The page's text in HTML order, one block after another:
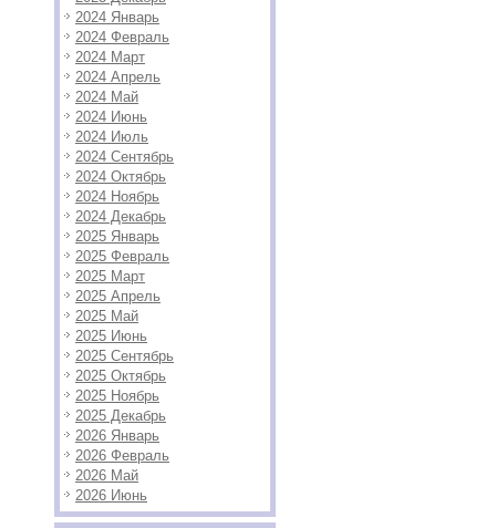
2024 Январь
2024 Февраль
2024 Март
2024 Апрель
2024 Май
2024 Июнь
2024 Июль
2024 Сентябрь
2024 Октябрь
2024 Ноябрь
2024 Декабрь
2025 Январь
2025 Февраль
2025 Март
2025 Апрель
2025 Май
2025 Июнь
2025 Сентябрь
2025 Октябрь
2025 Ноябрь
2025 Декабрь
2026 Январь
2026 Февраль
2026 Май
2026 Июнь